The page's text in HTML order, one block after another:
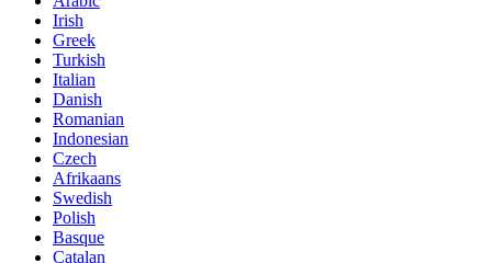
Irish
Greek
Turkish
Italian
Danish
Romanian
Indonesian
Czech
Afrikaans
Swedish
Polish
Basque
Catalan